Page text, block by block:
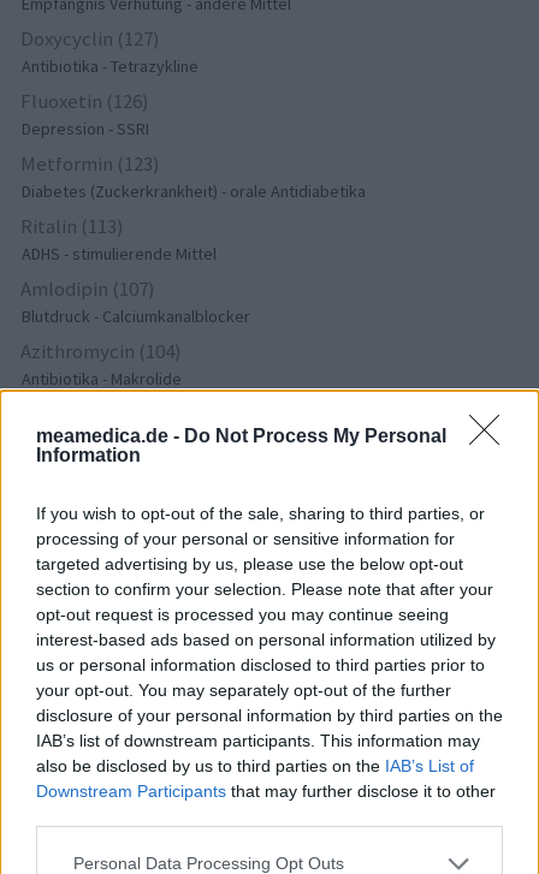
meamedica.de - Do Not Process My Personal
Information
If you wish to opt-out of the sale, sharing to third parties, or
processing of your personal or sensitive information for
targeted advertising by us, please use the below opt-out
section to confirm your selection. Please note that after your
opt-out request is processed you may continue seeing
interest-based ads based on personal information utilized by
us or personal information disclosed to third parties prior to
your opt-out. You may separately opt-out of the further
disclosure of your personal information by third parties on the
IAB’s list of downstream participants. This information may
also be disclosed by us to third parties on the IAB’s List of
Downstream Participants that may further disclose it to other
Personal Data Processing Opt Outs
Doxycyclin (127)
Antibiotika - Tetrazykline
Fluoxetin (126)
Depression - SSRI
Metformin (123)
Diabetes (Zuckerkrankheit) - orale Antidiabetika
Ritalin (113)
ADHS - stimulierende Mittel
Amlodipin (107)
Blutdruck - Calciumkanalblocker
Azithromycin (104)
Antibiotika - Makrolide
Magen - Protonenpumpenhemmer
Antibiotika - Harnwegsinfektion
Cymbalta (98)
Depression - andere Mittel
Die Bewertungen und Kommentare dieser Seite sind
nutzergenerierter Inhalt. Diese werden vor der Veröffentlichung
gelesen und teilweise überarbeitet, um unseren Standards (für
Arzneimittel- und Gesundheitszustand) zu entsprechen. Wir
setzen von unseren Benutzern keine nachgewiesenen
medizinischen Kenntnisse voraus um ihre Meinungen
auszutauschen. Auf diese Weise geben die beschriebenen
Meinungen und Erfahrungen nur die Ansichten der jeweiligen
Autoren wieder und nicht jene des Eigentümers dieser Website.